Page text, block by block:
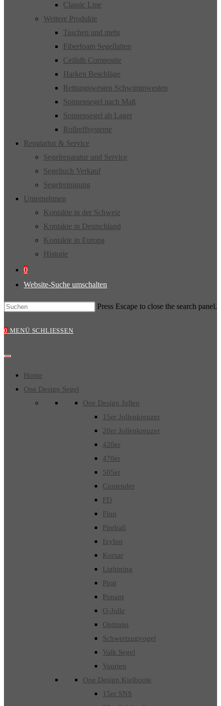
Classic Line
Weitere Produkte
Taschen und mehr
Fiberfoam Segellatten
Ceilidh Composite
Harken Beschläge
Rettungswesten Schwimmwesten
Sonnensegel nach Maß
Sonnensegel ab Lager
Rollreffsysteme
Repatartur & Service
Segelreparatur und Service
Segeltuch Verkauf
Segelreinigung
Unternehmen
Kontakte in der Schweiz
Kontakte in Deutschland
Kontakte in Europa
Historie
0
Website-Suche umschalten
Press Escape to close the search panel.
0 MENÜ SCHLIESSEN
Home
One Design Segel
One Design Jollen
15er Jollenkreuzer
20er Jollenkreuzer
420er
470er
505er
Contender
FD
Finn
Fireball
Ixylon
Korsar
Lightning
Pirat
Ponant
O-Jolle
Optimist
Schwertzugvogel
Valk Segel
Vaurien
One Design Kielboote
15er SNS